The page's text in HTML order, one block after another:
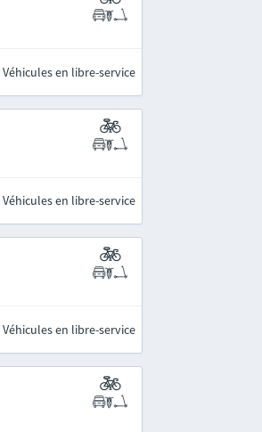
Véhicules en libre-service
Véhicules en libre-service
Véhicules en libre-service